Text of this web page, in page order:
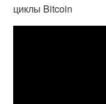
циклы Bitcoin